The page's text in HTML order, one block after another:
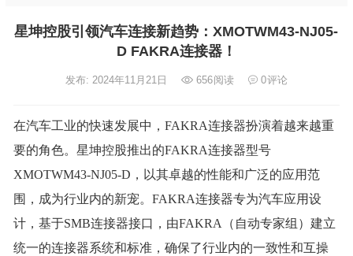
星坤控股引领汽车连接新趋势：XMOTWM43-NJ05-
D FAKRA连接器！
发布: 2024年11月21日 656阅读 0评论
在汽车工业的快速发展中，FAKRA连接器扮演着越来越重
要的角色。星坤控股推出的FAKRA连接器型号
XMOTWM43-NJ05-D，以其卓越的性能和广泛的应用范
围，成为行业内的新宠。FAKRA连接器专为汽车应用设
计，基于SMB连接器接口，由FAKRA（自动专家组）建立
统一的连接器系统和标准，确保了行业内的一致性和互操